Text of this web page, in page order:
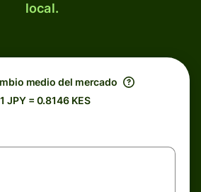
local.
medio del mercado
JPY = 0.8146 KES